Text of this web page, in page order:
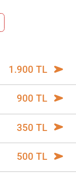
1.900 TL
900 TL
350 TL
500 TL